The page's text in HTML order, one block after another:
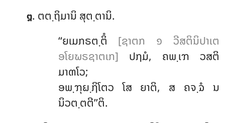
໘. ຕຕ຺ຖິມານິ ສຸຕ຺ຕານິ.
‘‘ຍເມກຣຕ຺ຕິໍ [ຊາຕກ ໑ ວີສຕິນິປາເຕ
ອໂຍຆຣຊາຕເກ] ປຐມໍ, ຄພ຺ເຠ ວສຕິ
ມາຓໂວ;
ອພ຺ຠຸຏ຺ຐິໂຕວ ໂສ ຍາຕິ, ສ ຄຈ຺ຉໍ ນ
ນິວຕ຺ຕຕີ’’ຕິ.